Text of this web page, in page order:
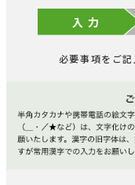
入 力
必要事項をご記